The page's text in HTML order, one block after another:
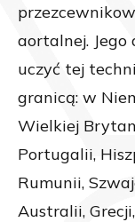
aortalnej. Jego
uczyć tej
granicą: w
Wielkiej
Portugalii,
Rumunii,
Australii,